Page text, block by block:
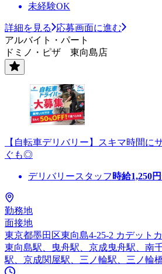
未経験OK
詳細を見る
応募画面に進む
アルバイト・パート
ドミノ・ピザ 東向島店
【自転車デリバリー】スキマ時間に
ぐも◎
デリバリースタッフ 時給1,250
勤務地
面接地
東京都墨田区東向島4-25-2 カデット
東向島駅、曳舟駅、京成曳舟駅、南
駅、京成関屋駅、三ノ輪駅、三ノ輪